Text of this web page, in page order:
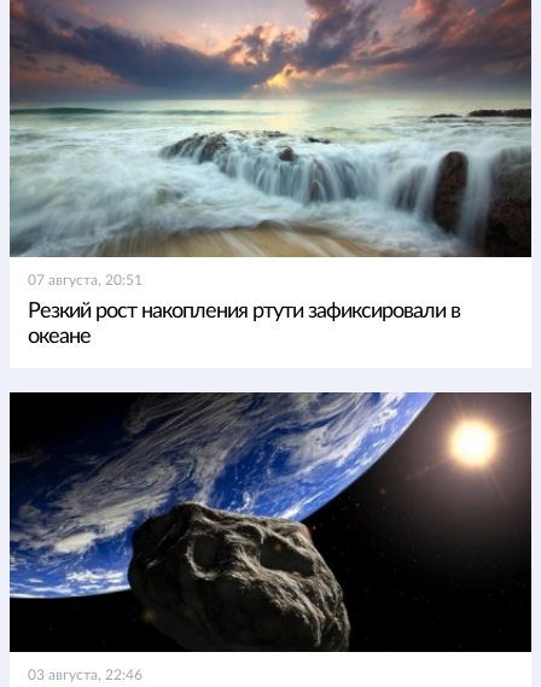
07 августа, 20:51
Резкий рост накопления ртути зафиксировали в
океане
03 августа, 22:46